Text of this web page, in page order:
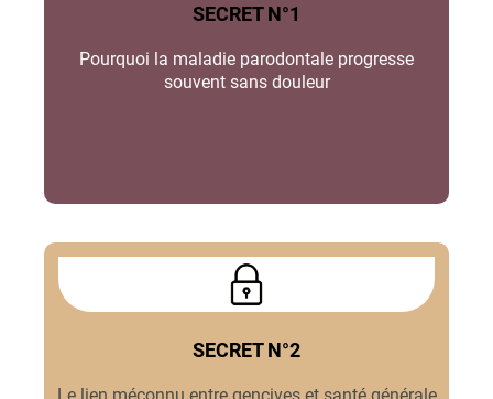
SECRET N°1
Pourquoi la maladie parodontale progresse
souvent sans douleur
SECRET N°2